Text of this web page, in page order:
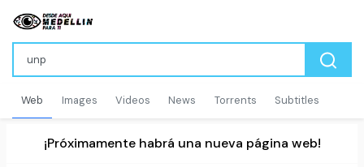
Web Images Videos News Torrents Subtitles
¡Próximamente habrá una nueva página web!